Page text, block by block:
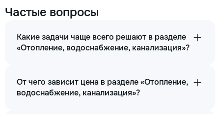
Частые вопросы
Какие задачи чаще всего решают в разделе
«Отопление, водоснабжение, канализация»?
От чего зависит цена в разделе «Отопление,
водоснабжение, канализация»?